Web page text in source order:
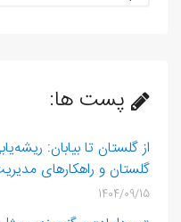
پست ها:
از گلستان تا بیابان:
گلستان و راهکارهای
1404/09/15